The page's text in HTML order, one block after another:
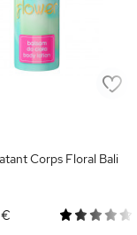
Corps Floral Bali